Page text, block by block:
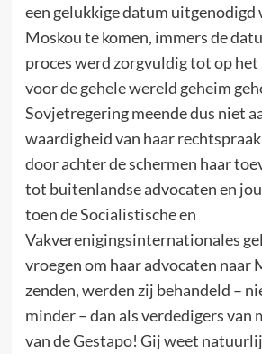
een gelukkige datum uitgenodigd
Moskou te komen, immers de
proces werd zorgvuldig tot op
voor de gehele wereld geheim
Sovjetregering meende dus niet
waardigheid van haar
door achter de schermen haar
tot buitenlandse advocaten en
toen de Socialistische en
Vakverenigingsinternationales
vroegen om haar advocaten naar
zenden, werden zij behandeld –
minder – dan als verdedigers van
van de Gestapo! Gij weet